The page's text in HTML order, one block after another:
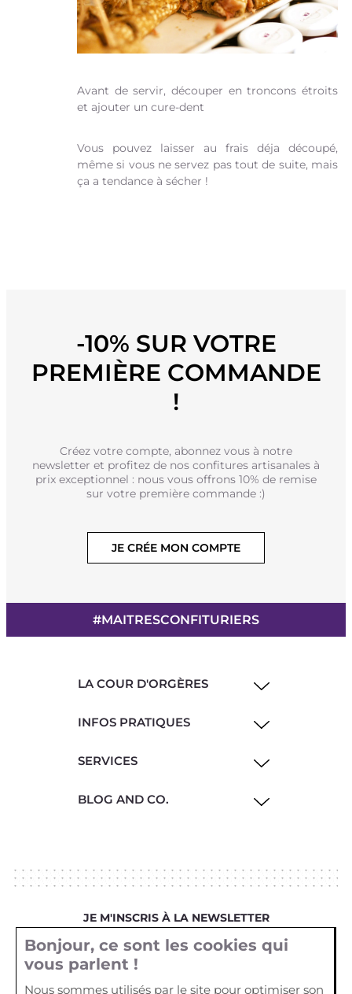
Avant de servir, découper en troncons étroits
et ajouter un cure-dent
Vous pouvez laisser au frais déja découpé,
même si vous ne servez pas tout de suite, mais
ça a tendance à sécher !
-10% SUR VOTRE
PREMIÈRE COMMANDE
!
Créez votre compte, abonnez vous à notre
newsletter et profitez de nos confitures artisanales à
prix exceptionnel : nous vous offrons 10% de remise
sur votre première commande :)
JE CRÉE MON COMPTE
#MAITRESCONFITURIERS
LA COUR D'ORGÈRES
INFOS PRATIQUES
SERVICES
BLOG AND CO.
JE M'INSCRIS À LA NEWSLETTER
Votre email
Bonjour, ce sont les cookies qui
vous parlent !
Nous sommes utilisés par le site pour optimiser son